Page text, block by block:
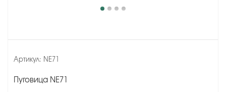
Артикул: NE71
Пуговица NE71